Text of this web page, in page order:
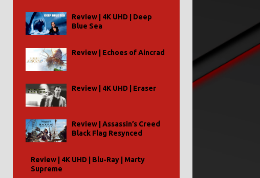
Review | 4K UHD | Deep
Blue Sea
Review | Echoes of Aincrad
Review | 4K UHD | Eraser
Review | Assassin’s Creed
Black Flag Resynced
Review | 4K UHD | Blu-Ray | Marty
Supreme